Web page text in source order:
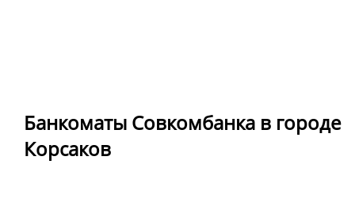
Банкоматы Совкомбанка в городе
Корсаков